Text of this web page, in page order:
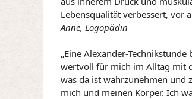
Lebensqualität verbessert, vor
Anne, Logopädin
„Eine Alexander-
wertvoll für mich im Alltag mit
was da ist wahrzunehmen und
mich und meinen Körper. Ich